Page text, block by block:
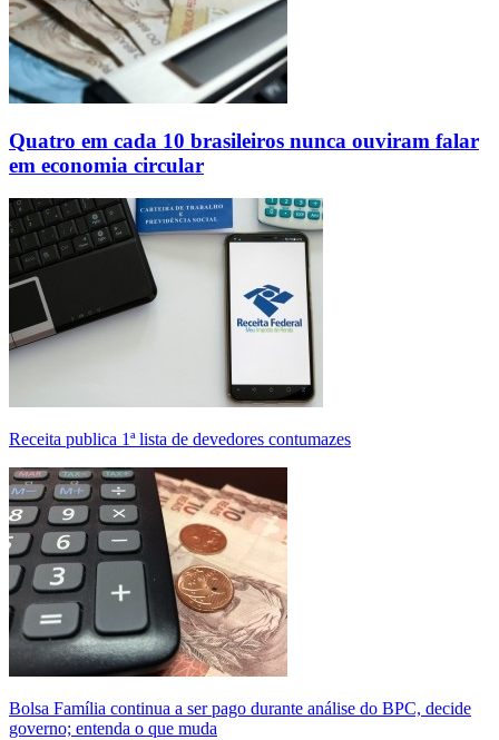
Quatro em cada 10 brasileiros nunca ouviram falar
em economia circular
Receita publica 1ª lista de devedores contumazes
Bolsa Família continua a ser pago durante análise do BPC, decide
governo; entenda o que muda